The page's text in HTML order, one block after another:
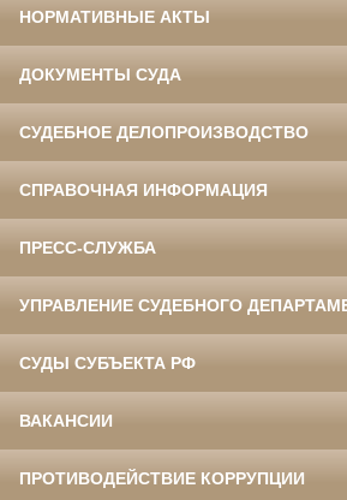
НОРМАТИВНЫЕ АКТЫ
ДОКУМЕНТЫ СУДА
СУДЕБНОЕ ДЕЛОПРОИЗВОДСТВО
СПРАВОЧНАЯ ИНФОРМАЦИЯ
ПРЕСС-СЛУЖБА
УПРАВЛЕНИЕ СУДЕБНОГО
СУДЫ СУБЪЕКТА РФ
ВАКАНСИИ
ПРОТИВОДЕЙСТВИЕ КОРРУПЦИИ